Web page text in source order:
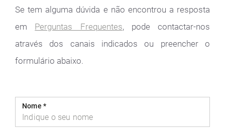
Se tem alguma dúvida e não encontrou a resposta
em Perguntas Frequentes, pode contactar-nos
através dos canais indicados ou preencher o
formulário abaixo.
Nome *